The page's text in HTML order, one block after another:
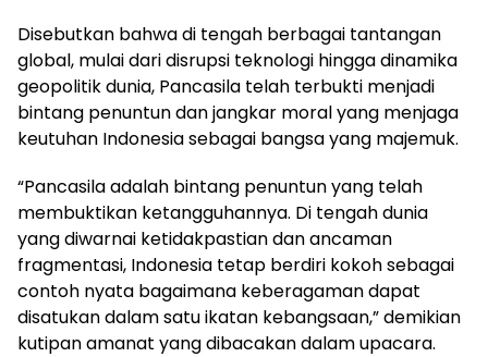
Disebutkan bahwa di tengah berbagai tantangan
global, mulai dari disrupsi teknologi hingga dinamika
geopolitik dunia, Pancasila telah terbukti menjadi
bintang penuntun dan jangkar moral yang menjaga
keutuhan Indonesia sebagai bangsa yang majemuk.
“Pancasila adalah bintang penuntun yang telah
membuktikan ketangguhannya. Di tengah dunia
yang diwarnai ketidakpastian dan ancaman
fragmentasi, Indonesia tetap berdiri kokoh sebagai
contoh nyata bagaimana keberagaman dapat
disatukan dalam satu ikatan kebangsaan,” demikian
kutipan amanat yang dibacakan dalam upacara.